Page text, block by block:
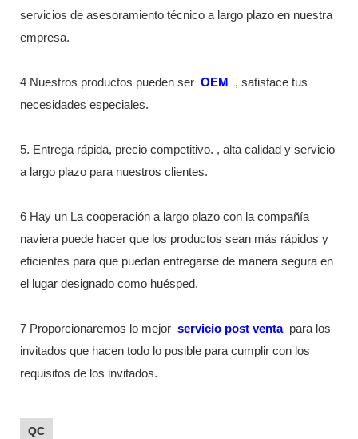
servicios de asesoramiento técnico a largo plazo en nuestra
empresa.
4 Nuestros productos pueden ser OEM
, satisface tus
necesidades especiales.
5. Entrega rápida, precio competitivo. , alta calidad y servicio
a largo plazo para nuestros clientes.
6 Hay un La cooperación a largo plazo con la compañía
naviera puede hacer que los productos sean más rápidos y
eficientes para que puedan entregarse de manera segura en
el lugar designado como huésped.
7 Proporcionaremos lo mejor servicio post venta para los
invitados que hacen todo lo posible para cumplir con los
requisitos de los invitados.
QC